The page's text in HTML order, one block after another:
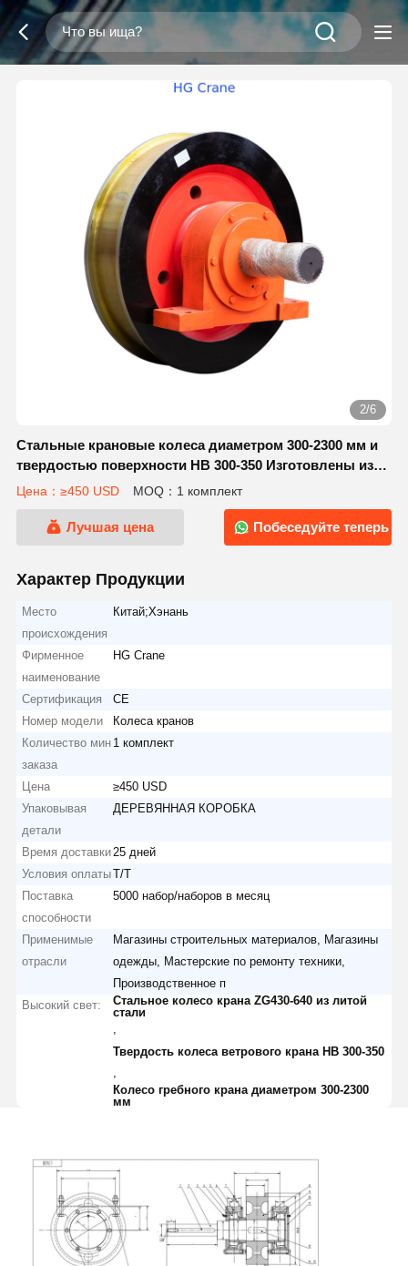
2/6
Стальные крановые колеса диаметром 300-2300 мм и
твердостью поверхности HB 300-350 Изготовлены из
литой стали ZG430-640
Цена：≥450 USD MOQ：1 комплект
Лучшая цена Побеседуйте теперь
Характер Продукции
Место
происхождения
Китай;Хэнань
Фирменное
наименование
HG Crane
Сертификация
CE
Номер модели
Колеса кранов
Количество мин
заказа
1 комплект
Цена
≥450 USD
Упаковывая
детали
ДЕРЕВЯННАЯ КОРОБКА
Время доставки 25 дней
Условия оплатыТ/Т
Поставка
способности
5000 набор/наборов в месяц
Применимые
отрасли
Магазины строительных материалов, Магазины
одежды, Мастерские по ремонту техники,
Производственное п
Высокий свет:
Стальное колесо крана ZG430-640 из литой
стали
Твердость колеса ветрового крана HB 300-350
Колесо гребного крана диаметром 300-2300
мм